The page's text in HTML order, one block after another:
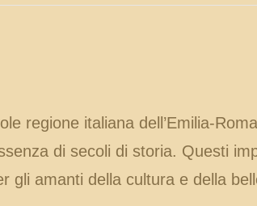
regione italiana dell’Emilia-
di secoli di storia. Questi
gli amanti della cultura e della